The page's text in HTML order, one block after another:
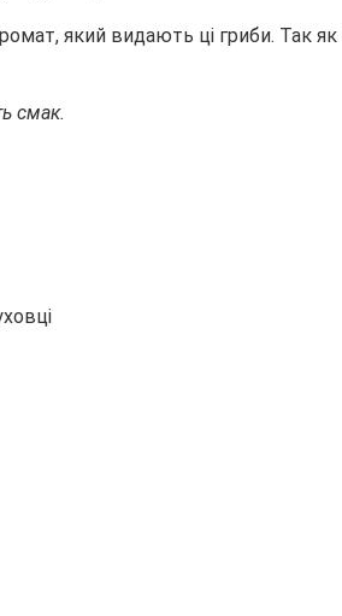
який видають ці гриби. Так
смак.